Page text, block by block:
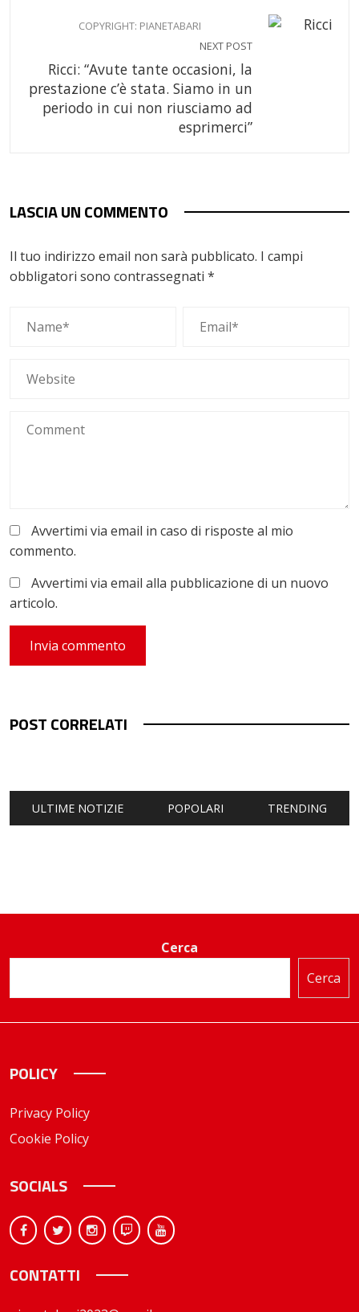
COPYRIGHT: PIANETABARI
NEXT POST
Ricci: “Avute tante occasioni, la
prestazione c’è stata. Siamo in un
periodo in cui non riusciamo ad
esprimerci”
LASCIA UN COMMENTO
Il tuo indirizzo email non sarà pubblicato. I campi
obbligatori sono contrassegnati *
Avvertimi via email in caso di risposte al mio
commento.
Avvertimi via email alla pubblicazione di un nuovo
articolo.
POST CORRELATI
ULTIME NOTIZIE POPOLARI TRENDING
Cerca
Cerca
POLICY
Privacy Policy
Cookie Policy
SOCIALS
CONTATTI